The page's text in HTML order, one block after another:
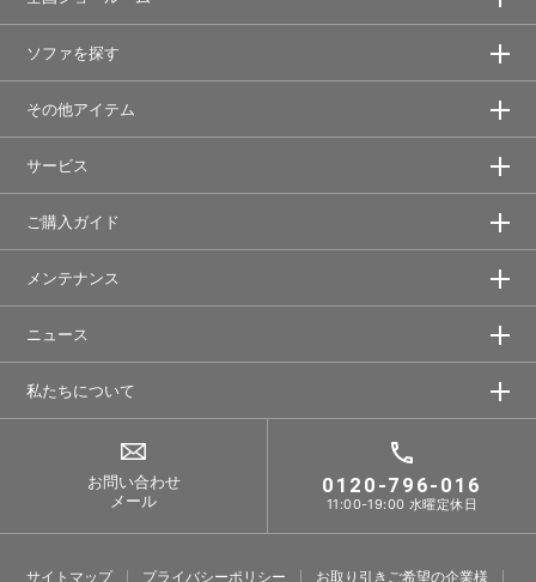
ソファを探す
その他アイテム
サービス
ご購入ガイド
メンテナンス
ニュース
私たちについて
お問い合わせ
メール
0120-796-016
11:00-19:00 水曜定休日
サイトマップ プライバシーポリシー お取り引きご希望の企業様